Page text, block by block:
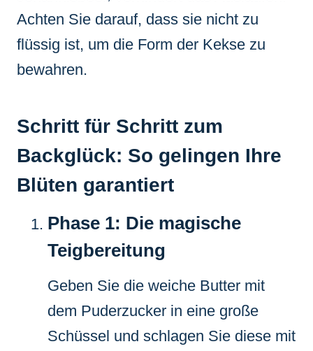
Achten Sie darauf, dass sie nicht zu
flüssig ist, um die Form der Kekse zu
bewahren.
Schritt für Schritt zum
Backglück: So gelingen Ihre
Blüten garantiert
Phase 1: Die magische
Teigbereitung
Geben Sie die weiche Butter mit
dem Puderzucker in eine große
Schüssel und schlagen Sie diese mit